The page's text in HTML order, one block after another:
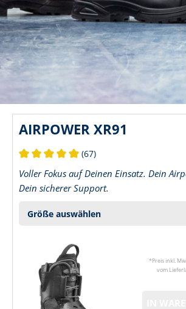
AIRPOWER XR91
(67)
Voller Fokus auf Deinen Einsatz. Dein
Dein sicherer Support.
*Preis inkl.
vom